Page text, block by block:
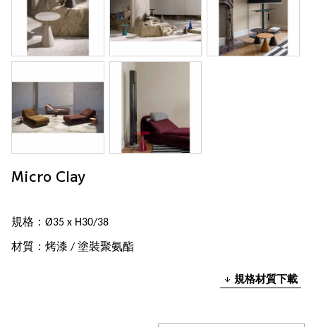
Micro Clay
規格：Ø35 x H30/38
材質：烤漆 / 塗裝聚氨酯
規格材質下載